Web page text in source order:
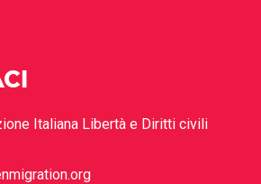
Italiana Libertà e Diritti civili